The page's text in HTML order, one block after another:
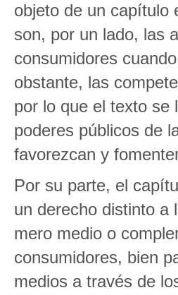
objeto de un capítulo
son, por un lado, las
consumidores
obstante, las
por lo que el texto se
poderes públicos de
favorezcan y
Por su parte, el
un derecho distinto a
mero medio o
consumidores, bien
medios a través de